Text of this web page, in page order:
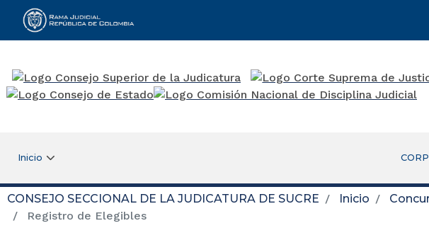
Rama Judicial
Inicio
CONSEJO SECCIONAL DE LA JUDICATURA DE SUCRE Inicio
Registro de Elegibles